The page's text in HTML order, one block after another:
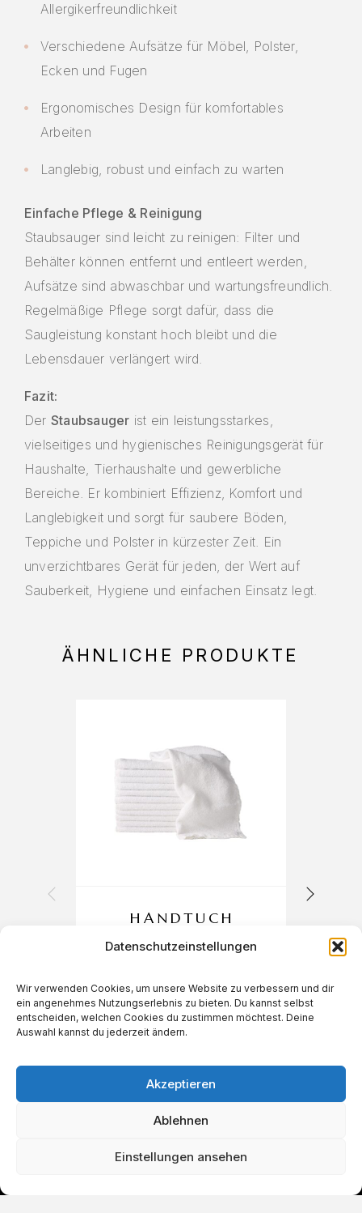
Datenschutzeinstellungen
Wir verwenden Cookies, um unsere Website zu verbessern und dir
ein angenehmes Nutzungserlebnis zu bieten. Du kannst selbst
entscheiden, welchen Cookies du zustimmen möchtest. Deine
Auswahl kannst du jederzeit ändern.
Akzeptieren
Ablehnen
Einstellungen ansehen
Allergikerfreundlichkeit
Verschiedene Aufsätze für Möbel, Polster,
Ecken und Fugen
Ergonomisches Design für komfortables
Arbeiten
Langlebig, robust und einfach zu warten
Einfache Pflege & Reinigung
Staubsauger sind leicht zu reinigen: Filter und
Behälter können entfernt und entleert werden,
Aufsätze sind abwaschbar und wartungsfreundlich.
Regelmäßige Pflege sorgt dafür, dass die
Saugleistung konstant hoch bleibt und die
Lebensdauer verlängert wird.
Fazit:
Der Staubsauger ist ein leistungsstarkes,
vielseitiges und hygienisches Reinigungsgerät für
Haushalte, Tierhaushalte und gewerbliche
Bereiche. Er kombiniert Effizienz, Komfort und
Langlebigkeit und sorgt für saubere Böden,
Teppiche und Polster in kürzester Zeit. Ein
unverzichtbares Gerät für jeden, der Wert auf
Sauberkeit, Hygiene und einfachen Einsatz legt.
ÄHNLICHE PRODUKTE
HANDTUCH
50X90CM
€7,90